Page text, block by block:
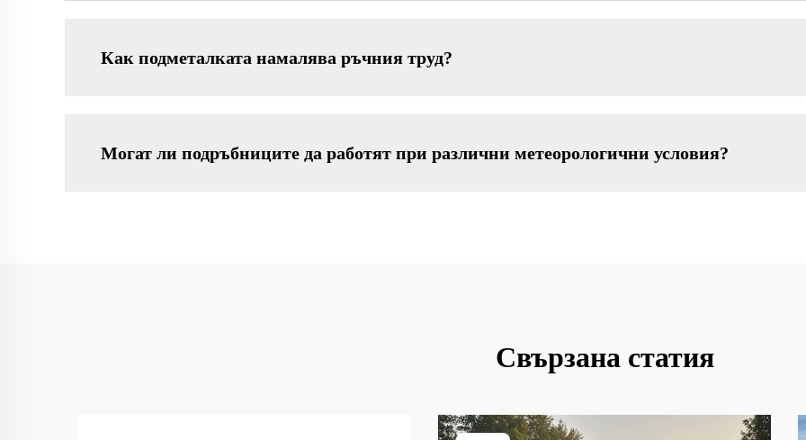
Как подметалката намалява ръчния труд?
Могат ли подръбниците да работят при различни метеорологични условия?
Свързана статия